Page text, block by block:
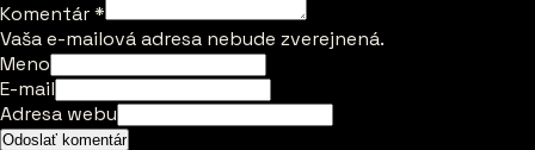
Komentár*
Vaša e-mailová adresa nebude zverejnená.
Meno
E-mail
Adresa webu